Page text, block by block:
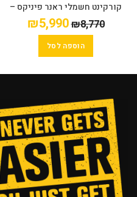
קורקינט חשמלי ראנר פיניקס –
Runner Phoenix
₪8,770
₪5,990
הוספה לסל